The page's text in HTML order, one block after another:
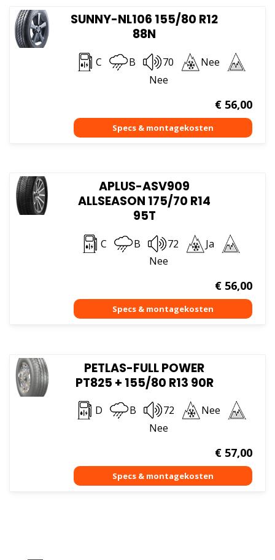
SUNNY-NL106 155/80 R12
88N
C B 70
Nee
Nee
€56,00
APLUS-ASV909
ALLSEASON 175/70 R14
95T
C B 72
Ja
Nee
€56,00
PETLAS-FULL POWER
PT825 + 155/80 R13 90R
D B 72
Nee
Nee
€57,00